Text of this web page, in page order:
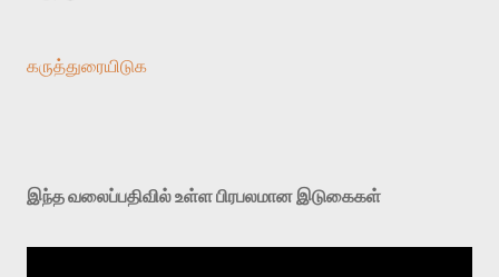
கருத்துரையிடுக
இந்த வலைப்பதிவில் உள்ள பிரபலமான இடுகைகள்